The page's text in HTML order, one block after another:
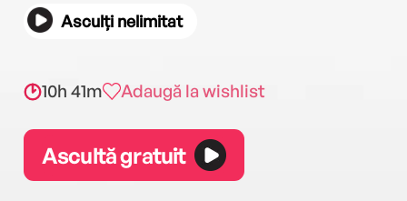
Asculți nelimitat
10h 41m Adaugă la wishlist
Ascultă gratuit